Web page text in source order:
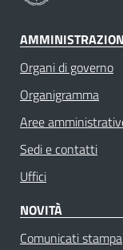
Organi di governo
Organigramma
Aree
Sedi e contatti
Uffici
NOVITÀ
Comunicati stampa